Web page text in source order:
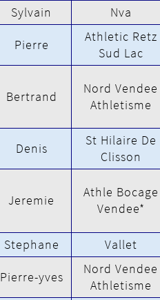
Sylvain Nva
Pierre
Athletic Retz
Sud Lac
Bertrand
Nord Vendee
Athletisme
Denis
St Hilaire De
Clisson
Jeremie
Athle Bocage
Vendee*
Stephane Vallet
Pierre-yves
Nord Vendee
Athletisme